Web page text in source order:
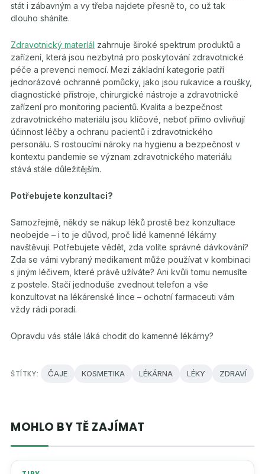
stát i zábavným a vy třeba najdete přesně to, co už tak
dlouho sháníte.
Zdravotnický materíál zahrnuje široké spektrum produktů a
zařízení, která jsou nezbytná pro poskytování zdravotnické
péče a prevenci nemocí. Mezi základní kategorie patří
jednorázové ochranné pomůcky, jako jsou rukavice a roušky,
diagnostické přístroje, chirurgické nástroje a zdravotnické
zařízení pro monitoring pacientů. Kvalita a bezpečnost
zdravotnického materiálu jsou klíčové, neboť přímo ovlivňují
účinnost léčby a ochranu pacientů i zdravotnického
personálu. S rostoucími nároky na hygienu a bezpečnost v
kontextu pandemie se význam zdravotnického materiálu
stává stále důležitějším.
Potřebujete konzultaci?
Samozřejmě, někdy se nákup léků prostě bez konzultace
neobejde – i to je důvod, proč lidé kamenné lékárny
navštěvují. Potřebujete vědět, zda volíte správné dávkování?
Zda se vámi vybraný medikament může používat v kombinaci
s jiným léčivem, které právě užíváte? Ani kvůli tomu nemusíte
z postele. Stačí jednoduše zvednout telefon a vše
konzultovat na lékárenské lince – ochotní farmaceuti vám
vždy rádi poradí.
Opravdu vás stále láká chodit do kamenné lékárny?
ŠTÍTKY: ČAJE KOSMETIKA LÉKÁRNA LÉKY ZDRAVÍ
MOHLO BY TĚ ZAJÍMAT